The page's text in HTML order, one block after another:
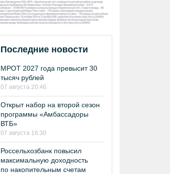
Последние новости
МРОТ 2027 года превысит 30
тысяч рублей
07 августа 20:46
Открыт набор на второй сезон
программы «Амбассадоры
ВТБ»
07 августа 16:30
Россельхозбанк повысил
максимальную доходность
по накопительным счетам